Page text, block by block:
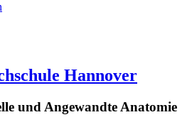
Hannover
und Angewandte Anatomie